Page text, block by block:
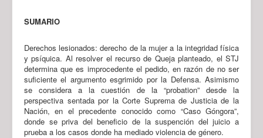
SUMARIO
Derechos lesionados: derecho de la mujer a la integridad física
y psíquica. Al resolver el recurso de Queja planteado, el STJ
determina que es improcedente el pedido, en razón de no ser
suficiente el argumento esgrimido por la Defensa. Asimismo
se considera a la cuestión de la “probation” desde la
perspectiva sentada por la Corte Suprema de Justicia de la
Nación, en el precedente conocido como “Caso Góngora”,
donde se priva del beneficio de la suspención del juicio a
prueba a los casos donde ha mediado violencia de género.